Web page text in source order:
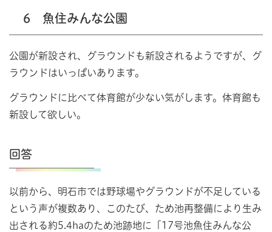
6 魚住みんな公園
公園が新設され、グラウンドも新設されるようですが、グ
ラウンドはいっぱいあります。
グラウンドに比べて体育館が少ない気がします。体育館も
新設して欲しい。
回答
以前から、明石市では野球場やグラウンドが不足している
という声が複数あり、このたび、ため池再整備により生み
出される約5.4haのため池跡地に「17号池魚住みんな公